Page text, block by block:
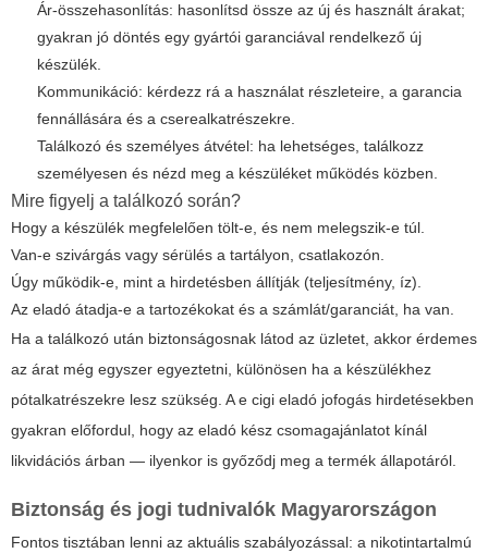
Ár-összehasonlítás: hasonlítsd össze az új és használt árakat;
gyakran jó döntés egy gyártói garanciával rendelkező új
készülék.
Kommunikáció: kérdezz rá a használat részleteire, a garancia
fennállására és a cserealkatrészekre.
Találkozó és személyes átvétel: ha lehetséges, találkozz
személyesen és nézd meg a készüléket működés közben.
Mire figyelj a találkozó során?
Hogy a készülék megfelelően tölt-e, és nem melegszik-e túl.
Van-e szivárgás vagy sérülés a tartályon, csatlakozón.
Úgy működik-e, mint a hirdetésben állítják (teljesítmény, íz).
Az eladó átadja-e a tartozékokat és a számlát/garanciát, ha van.
Ha a találkozó után biztonságosnak látod az üzletet, akkor érdemes
az árat még egyszer egyeztetni, különösen ha a készülékhez
pótalkatrészekre lesz szükség. Ae cigi eladó jofogás hirdetésekben
gyakran előfordul, hogy az eladó kész csomagajánlatot kínál
likvidációs árban — ilyenkor is győződj meg a termék állapotáról.
Biztonság és jogi tudnivalók Magyarországon
Fontos tisztában lenni az aktuális szabályozással: a nikotintartalmú